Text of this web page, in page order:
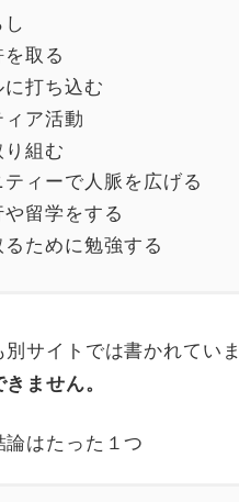
取る
打ち込む
ア活動
り組む
ティーで人脈を広げる
留学をする
るために勉強する
別サイトでは書かれてい
ません。
はたった１つ